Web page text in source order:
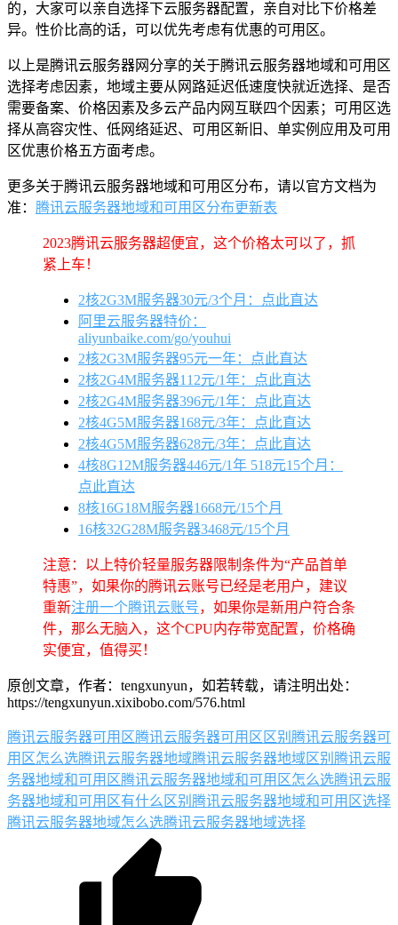
的，大家可以亲自选择下云服务器配置，亲自对比下价格差
异。性价比高的话，可以优先考虑有优惠的可用区。
以上是腾讯云服务器网分享的关于腾讯云服务器地域和可用区
选择考虑因素，地域主要从网路延迟低速度快就近选择、是否
需要备案、价格因素及多云产品内网互联四个因素；可用区选
择从高容灾性、低网络延迟、可用区新旧、单实例应用及可用
区优惠价格五方面考虑。
更多关于腾讯云服务器地域和可用区分布，请以官方文档为
准： 腾讯云服务器地域和可用区分布更新表
2023腾讯云服务器超便宜，这个价格太可以了，抓
紧上车！
2核2G3M服务器30元/3个月：点此直达
阿里云服务器特价：
aliyunbaike.com/go/youhui
2核2G3M服务器95元一年：点此直达
2核2G4M服务器112元/1年：点此直达
2核2G4M服务器396元/1年：点此直达
2核4G5M服务器168元/3年：点此直达
2核4G5M服务器628元/3年：点此直达
4核8G12M服务器446元/1年 518元15个月：
点此直达
8核16G18M服务器1668元/15个月
16核32G28M服务器3468元/15个月
注意：以上特价轻量服务器限制条件为“产品首单
特惠”，如果你的腾讯云账号已经是老用户，建议
重新注册一个腾讯云账号，如果你是新用户符合条
件，那么无脑入，这个CPU内存带宽配置，价格确
实便宜，值得买！
原创文章，作者：tengxunyun，如若转载，请注明出处：
https://tengxunyun.xixibobo.com/576.html
腾讯云服务器可用区腾讯云服务器可用区区别 腾讯云服务器可
用区怎么选腾讯云服务器地域腾讯云服务器地域区别 腾讯云服
务器地域和可用区腾讯云服务器地域和可用区怎么选腾讯云服
务器地域和可用区有什么区别 腾讯云服务器地域和可用区选择
腾讯云服务器地域怎么选腾讯云服务器地域选择